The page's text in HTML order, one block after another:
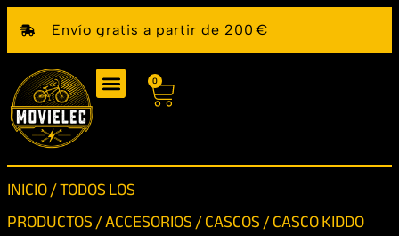
Envío gratis a partir de 200 €
0
INICIO/TODOS LOS
PRODUCTOS/ACCESORIOS/CASCOS/ CASCO KIDDO